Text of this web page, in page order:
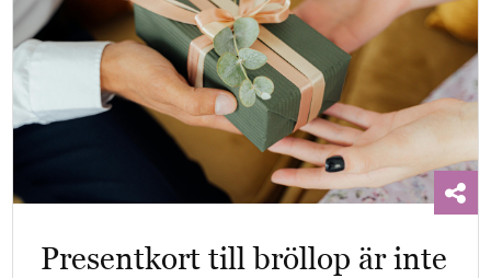
Presentkort till bröllop är inte